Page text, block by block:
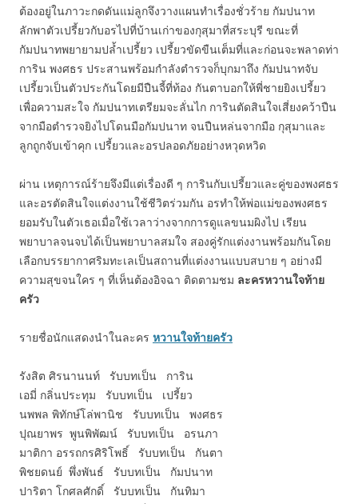
ต้องอยู่ในภาวะกดดันแม่ลูกจึงวางแผนทำเรื่องชั่วร้าย กัมปนาท
ลักพาตัวเปรี้ยวกับอรไปที่บ้านเก่าของกุสุมาที่สระบุรี ขณะที่
กัมปนาทพยายามปล้ำเปรี้ยว เปรี้ยวขัดขืนเต็มที่และก่อนจะพลาดท่า
การิน พงศธร ประสานพร้อมกำลังตำรวจก็บุกมาถึง กัมปนาทจับ
เปรี้ยวเป็นตัวประกันโดยมีปืนจี้ที่ท้อง กันตาบอกให้พี่ชายยิงเปรี้ยว
เพื่อความสะใจ กัมปนาทเตรียมจะลั่นไก การินตัดสินใจเสี่ยงคว้าปืน
จากมือตำรวจยิงไปโดนมือกัมปนาท จนปืนหล่นจากมือ กุสุมาและ
ลูกถูกจับเข้าคุก เปรี้ยวและอรปลอดภัยอย่างหวุดหวิด
ผ่าน เหตุการณ์ร้ายจึงมีแต่เรื่องดี ๆ การินกับเปรี้ยวและคู่ของพงศธร
และอรตัดสินใจแต่งงานใช้ชีวิตร่วมกัน อรทำให้พ่อแม่ของพงศธร
ยอมรับในตัวเธอเมื่อใช้เวลาว่างจากการดูแลขนมผิงไป เรียน
พยาบาลจนจบได้เป็นพยาบาลสมใจ สองคู่รักแต่งงานพร้อมกันโดย
เลือกบรรยากาศริมทะเลเป็นสถานที่แต่งงานแบบสบาย ๆ อย่างมี
ความสุขจนใคร ๆ ที่เห็นต้องอิจฉา ติดตามชม ละครหวานใจท้าย
ครัว
รายชื่อนักแสดงนำในละคร หวานใจท้ายครัว
รังสิต ศิรนานนท์ รับบทเป็น การิน
เอมี่ กลิ่นประทุม รับบทเป็น เปรี้ยว
นพพล พิทักษ์โล่พานิช รับบทเป็น พงศธร
ปุณยาพร พูนพิพัฒน์ รับบทเป็น อรนภา
มาติกา อรรถกรศิริโพธิ์ รับบทเป็น กันตา
พิชยดนย์ พึ่งพันธ์ รับบทเป็น กัมปนาท
ปาริตา โกศลศักดิ์ รับบทเป็น กันทิมา